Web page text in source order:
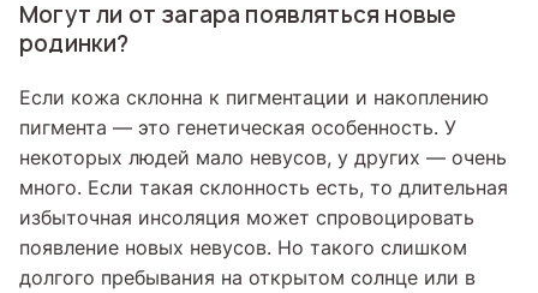
Могут ли от загара появляться новые
родинки?
Если кожа склонна к пигментации и накоплению
пигмента — это генетическая особенность. У
некоторых людей мало невусов, у других — очень
много. Если такая склонность есть, то длительная
избыточная инсоляция может спровоцировать
появление новых невусов. Но такого слишком
долгого пребывания на открытом солнце или в